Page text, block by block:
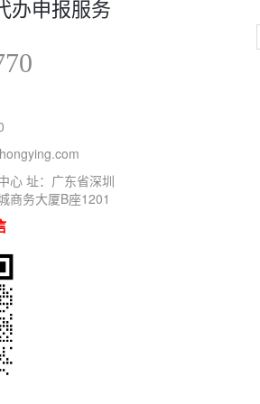
办申报服务
心 址：广东省深圳
商务大厦B座1201